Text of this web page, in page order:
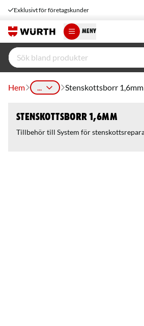
Exklusivt för företagskunder
MENY
Hem ... Stenskottsborr 1,6mm
Stenskottsborr 1,6mm